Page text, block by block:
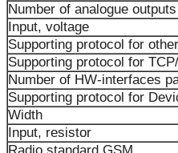
Number of analogue outputs
Input, voltage
Supporting protocol for
Supporting protocol for
Number of HW-interfaces
Supporting protocol for
Width
Input, resistor